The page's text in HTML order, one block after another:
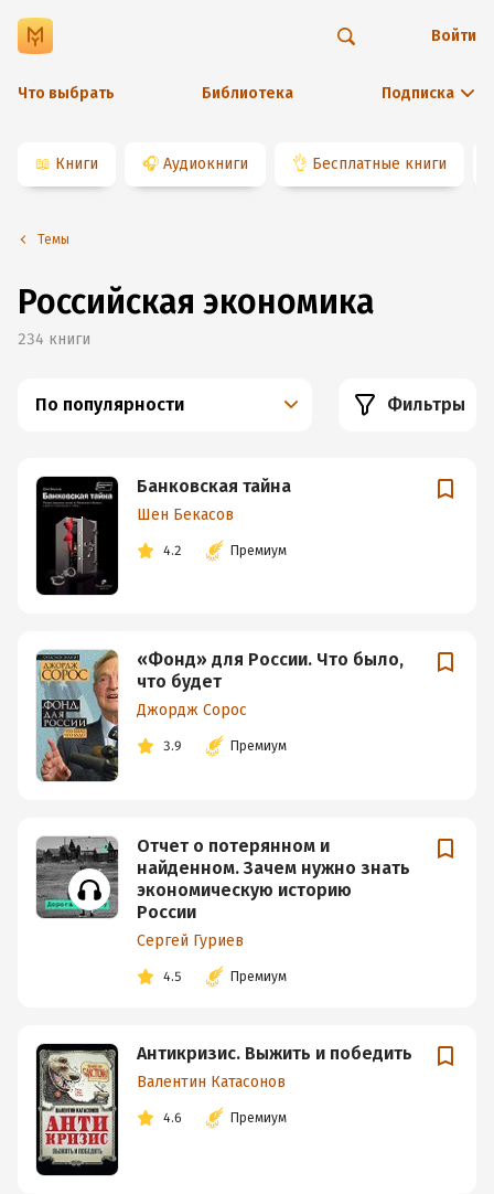
Что выбрать Библиотека Подписка
Войти
📖 Книги 🎧 Аудиокниги 👌 Бесплатные книги
Темы
Российская экономика
234 книги
По популярности Фильтры
Банковская тайна
Шен Бекасов
4.2 Премиум
«Фонд» для России. Что было,
что будет
Джордж Сорос
3.9 Премиум
Отчет о потерянном и
найденном. Зачем нужно знать
экономическую историю
России
Сергей Гуриев
4.5 Премиум
Антикризис. Выжить и победить
Валентин Катасонов
4.6 Премиум